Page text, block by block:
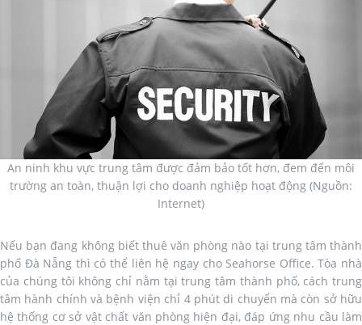
An ninh khu vực trung tâm được đảm bảo tốt hơn, đem đến môi
trường an toàn, thuận lợi cho doanh nghiệp hoạt động (Nguồn:
Internet)
Nếu bạn đang không biết thuê văn phòng nào tại trung tâm thành
phố Đà Nẵng thì có thể liên hệ ngay cho Seahorse Office. Tòa nhà
của chúng tôi không chỉ nằm tại trung tâm thành phố, cách trung
tâm hành chính và bệnh viện chỉ 4 phút di chuyển mà còn sở hữu
hệ thống cơ sở vật chất văn phòng hiện đại, đáp ứng nhu cầu làm